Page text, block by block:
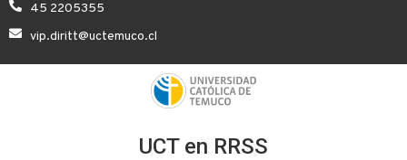
45 2205355
vip.diritt@uctemuco.cl
UCT en RRSS